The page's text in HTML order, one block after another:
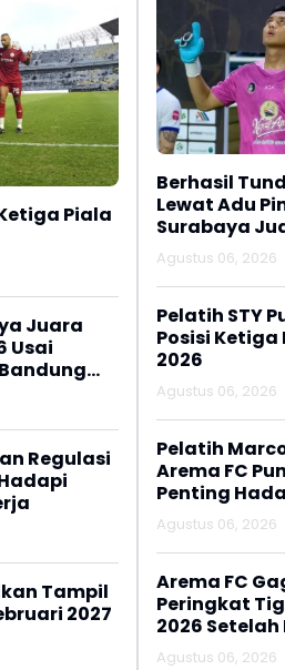
Piala
Juara
Usai
Regulasi
Tampil
2027
Berhasil
Lewat Adu
Surabaya
2026
Agustus 06, 2026
Pelatih STY
Posisi Ketiga
2026
Agustus 06, 2026
Pelatih
Arema FC
Penting
Agustus 06, 2026
Arema FC
Peringkat
2026
Persija
Agustus 06, 2026